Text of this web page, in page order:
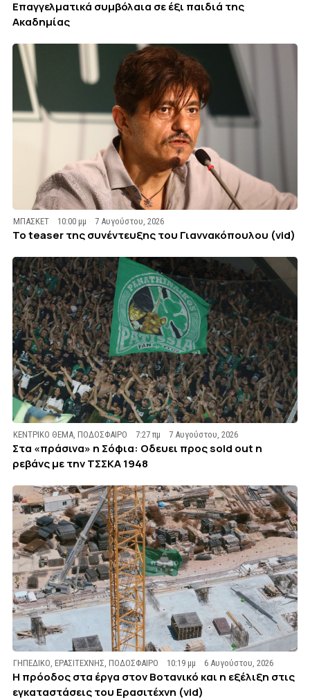
Επαγγελματικά συμβόλαια σε έξι παιδιά της
Ακαδημίας
ΜΠΑΣΚΕΤ 10:00 μμ 7 Αυγούστου, 2026
To teaser της συνέντευξης του Γιαννακόπουλου (vid)
ΚΕΝΤΡΙΚΟ ΘΕΜΑ ,ΠΟΔΟΣΦΑΙΡΟ 7:27 πμ 7 Αυγούστου, 2026
Στα «πράσινα» η Σόφια: Οδευει προς sold out η
ρεβάνς με την ΤΣΣΚΑ 1948
ΓΗΠΕΔΙΚΟ ,ΕΡΑΣΙΤΕΧΝΗΣ ,ΠΟΔΟΣΦΑΙΡΟ 10:19 μμ 6 Αυγούστου, 2026
Η πρόοδος στα έργα στον Βοτανικό και η εξέλιξη στις
εγκαταστάσεις του Ερασιτέχνη (vid)